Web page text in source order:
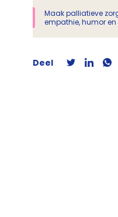
Maak palliatieve
empathie, humor en
Deel